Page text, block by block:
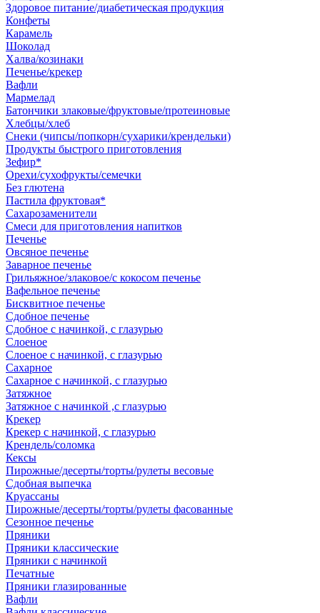
Здоровое питание/диабетическая продукция
Конфеты
Карамель
Шоколад
Халва/козинаки
Печенье/крекер
Вафли
Мармелад
Батончики злаковые/фруктовые/протеиновые
Хлебцы/хлеб
Снеки (чипсы/попкорн/сухарики/крендельки)
Продукты быстрого приготовления
Зефир*
Орехи/сухофрукты/семечки
Без глютена
Пастила фруктовая*
Сахарозаменители
Смеси для приготовления напитков
Печенье
Овсяное печенье
Заварное печенье
Грильяжное/злаковое/с кокосом печенье
Вафельное печенье
Бисквитное печенье
Сдобное печенье
Сдобное с начинкой, с глазурью
Слоеное
Слоеное с начинкой, с глазурью
Сахарное
Сахарное с начинкой, с глазурью
Затяжное
Затяжное с начинкой ,с глазурью
Крекер
Крекер с начинкой, с глазурью
Крендель/соломка
Кексы
Пирожные/десерты/торты/рулеты весовые
Сдобная выпечка
Круассаны
Пирожные/десерты/торты/рулеты фасованные
Сезонное печенье
Пряники
Пряники классические
Пряники с начинкой
Печатные
Пряники глазированные
Вафли